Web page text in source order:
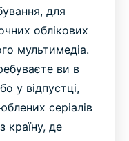
для
облікових
мультимедіа.
ви в
у відпустці,
серіалів
країну, де